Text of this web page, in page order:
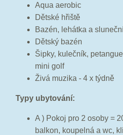
Aqua aerobic
Dětské hřiště
Bazén, lehátka a
Dětský bazén
Šipky, kulečník,
mini golf
Živá muzika - 4 x týdně
Typy ubytování:
A ) Pokoj pro 2 osoby =
balkon, koupelná a wc,